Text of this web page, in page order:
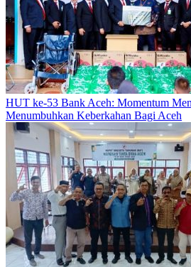
HUT ke-53 Bank Aceh: Momentum
Menumbuhkan Keberkahan Bagi Aceh